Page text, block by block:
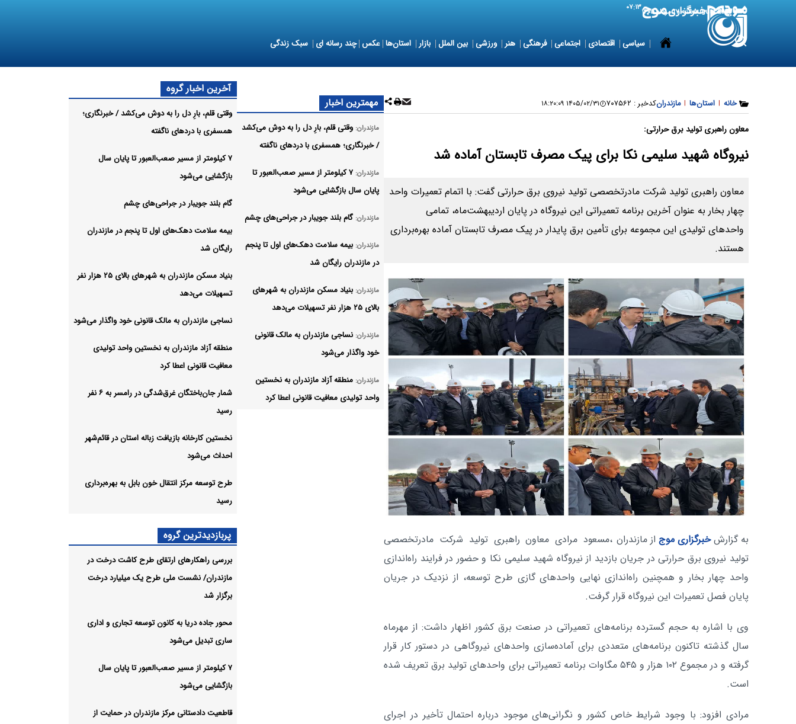
8 August 2026 شنبه ۱۷ مرداد ۱۴۰۵ ۰۷:۱۳
سیاسی اقتصادی اجتماعی فرهنگی هنر ورزشی بین الملل بازار استان‌ها عکس چند رسانه ای سبک زندگی
خانه | استان‌ها | مازندرانکدخبر : ۷۰۷۵۶۲ ۱۴۰۵/۰۲/۳۱ ۱۸:۲۰:۰۹
معاون راهبری تولید برق حرارتی:
نیروگاه شهید سلیمی نکا برای پیک مصرف تابستان آماده شد
معاون راهبری تولید شرکت مادرتخصصی تولید نیروی برق حرارتی گفت: با اتمام تعمیرات واحد
چهار بخار به عنوان آخرین برنامه تعمیراتی این نیروگاه در پایان اردیبهشت‌ماه، تمامی
واحدهای تولیدی این مجموعه برای تأمین برق پایدار در پیک مصرف تابستان آماده بهره‌برداری
هستند.
به گزارشخبرگزاری موج از مازندران ،مسعود مرادی معاون راهبری تولید شرکت مادرتخصصی
تولید نیروی برق حرارتی در جریان بازدید از نیروگاه شهید سلیمی نکا و حضور در فرایند راه‌اندازی
واحد چهار بخار و همچنین راه‌اندازی نهایی واحدهای گازی طرح توسعه، از نزدیک در جریان
پایان فصل تعمیرات این نیروگاه قرار گرفت.
وی با اشاره به حجم گسترده برنامه‌های تعمیراتی در صنعت برق کشور اظهار داشت: از مهرماه
سال گذشته تاکنون برنامه‌های متعددی برای آماده‌سازی واحدهای نیروگاهی در دستور کار قرار
گرفته و در مجموع ۱۰۲ هزار و ۵۴۵ مگاوات برنامه تعمیراتی برای واحدهای تولید برق تعریف شده
است.
مرادی افزود: با وجود شرایط خاص کشور و نگرانی‌های موجود درباره احتمال تأخیر در اجرای
مهمترین اخبار
مازندران: وقتی قلم، بارِ دل را به دوش می‌کشد
/ خبرنگاری؛ همسفری با دردهای ناگفته
مازندران:
۷ کیلومتر از مسیر صعب‌العبور تا
پایان سال بازگشایی می‌شود
مازندران: گام بلند جویبار در جراحی‌های چشم
مازندران: بیمه سلامت دهک‌های اول تا پنجم
در مازندران رایگان شد
مازندران: بنیاد مسکن مازندران به شهرهای
بالای ۲۵ هزار نفر تسهیلات می‌دهد
مازندران: نساجی مازندران به مالک قانونی
خود واگذار می‌شود
مازندران: منطقه آزاد مازندران به نخستین
واحد تولیدی معافیت قانونی اعطا کرد
آخرین اخبار گروه
وقتی قلم، بارِ دل را به دوش می‌کشد / خبرنگاری؛
همسفری با دردهای ناگفته
۷ کیلومتر از مسیر صعب‌العبور تا پایان سال
بازگشایی می‌شود
گام بلند جویبار در جراحی‌های چشم
بیمه سلامت دهک‌های اول تا پنجم در مازندران
رایگان شد
بنیاد مسکن مازندران به شهرهای بالای ۲۵ هزار نفر
تسهیلات می‌دهد
نساجی مازندران به مالک قانونی خود واگذار می‌شود
منطقه آزاد مازندران به نخستین واحد تولیدی
معافیت قانونی اعطا کرد
شمار جان‌باختگان غرق‌شدگی در رامسر به ۶ نفر
رسید
نخستین کارخانه بازیافت زباله استان در قائم‌شهر
احداث می‌شود
طرح توسعه مرکز انتقال خون بابل به بهره‌برداری
رسید
پربازدیدترین گروه
بررسی راهکارهای ارتقای طرح کاشت درخت در
مازندران/ نشست ملی طرح یک میلیارد درخت
برگزار شد
محور جاده دریا به کانون توسعه تجاری و اداری
ساری تبدیل می‌شود
۷ کیلومتر از مسیر صعب‌العبور تا پایان سال
بازگشایی می‌شود
قاطعیت دادستانی مرکز مازندران در حمایت از